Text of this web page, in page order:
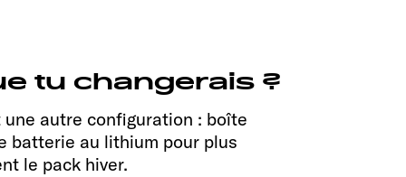
tu changerais ?
autre configuration : boîte
batterie au lithium pour plus
le pack hiver.